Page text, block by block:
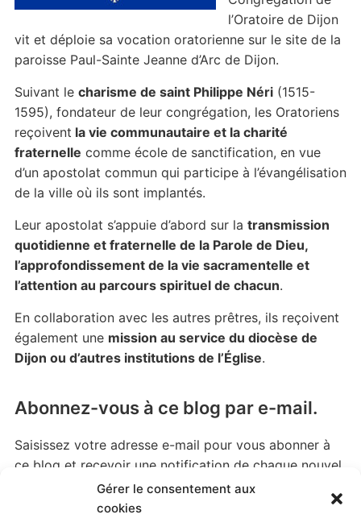
Gérer le consentement aux
cookies
l’Oratoire de Dijon
vit et déploie sa vocation oratorienne sur le site de la
paroisse Paul-Sainte Jeanne d’Arc de Dijon.
Suivant le charisme de saint Philippe Néri(1515-
1595), fondateur de leur congrégation, les Oratoriens
reçoivent la vie communautaire et la charité
fraternelle comme école de sanctification, en vue
d’un apostolat commun qui participe à l’évangélisation
de la ville où ils sont implantés.
Leur apostolat s’appuie d’abord sur la transmission
quotidienne et fraternelle de la Parole de Dieu,
l’approfondissement de la vie sacramentelle et
l’attention au parcours spirituel de chacun.
En collaboration avec les autres prêtres, ils reçoivent
également une mission au service du diocèse de
Dijon ou d’autres institutions de l’Église.
Abonnez-vous à ce blog par e-mail.
Saisissez votre adresse e-mail pour vous abonner à
ce blog et recevoir une notification de chaque nouvel
article par email.